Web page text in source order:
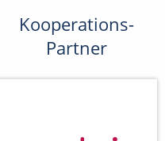
Kooperations-
Partner